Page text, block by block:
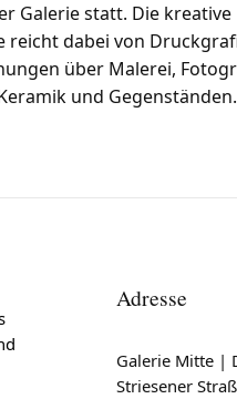
Galerie statt. Die kreative
reicht dabei von
über Malerei,
und Gegenständen.
Adresse
Galerie Mitte |
Striesener